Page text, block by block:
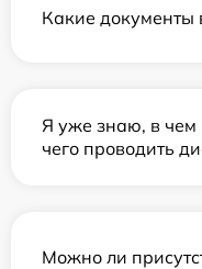
Какие документы
Я уже знаю, в чем
чего проводить
Можно ли